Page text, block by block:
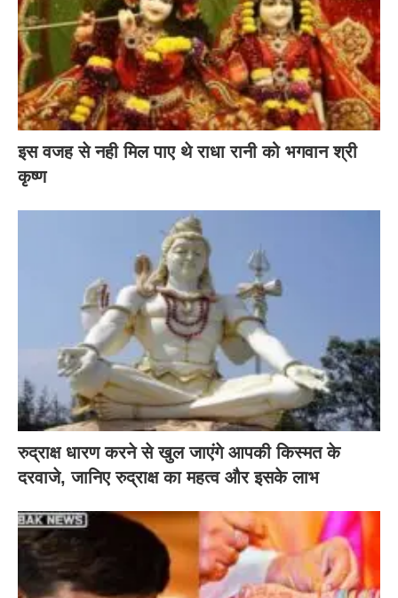
इस वजह से नही मिल पाए थे राधा रानी को भगवान श्री
कृष्ण
रुद्राक्ष धारण करने से खुल जाएंगे आपकी किस्मत के
दरवाजे, जानिए रुद्राक्ष का महत्व और इसके लाभ